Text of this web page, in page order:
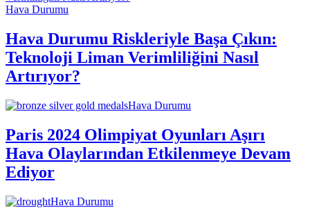
Hava Durumu
Hava Durumu Riskleriyle Başa Çıkın:
Teknoloji Liman Verimliliğini Nasıl
Artırıyor?
Hava Durumu
Paris 2024 Olimpiyat Oyunları Aşırı
Hava Olaylarından Etkilenmeye Devam
Ediyor
Hava Durumu